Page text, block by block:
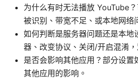
为什么有时无法播放 YouTube
被识别、带宽不足、或本地网络
如何判断是服务器问题还是本地
器、改变协议、关闭/开启混淆，
是否会影响其他应用？部分设置
其他应用的影响。